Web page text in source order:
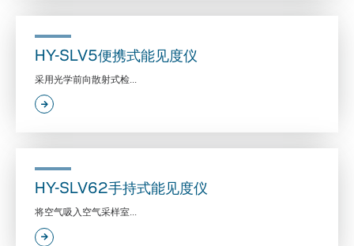
HY-SLV5便携式能见度仪
采用光学前向散射式检...
HY-SLV62手持式能见度仪
将空气吸入空气采样室...